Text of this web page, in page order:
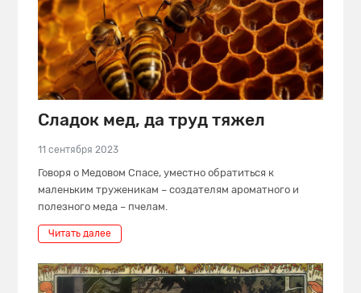
Сладок мед, да труд тяжел
11 сентября 2023
Говоря о Медовом Спасе, уместно обратиться к
маленьким труженикам – создателям ароматного и
полезного меда – пчелам.
Читать далее